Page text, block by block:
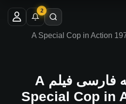
2
دانلود دوبله فارسی فیلم A
Special Cop in